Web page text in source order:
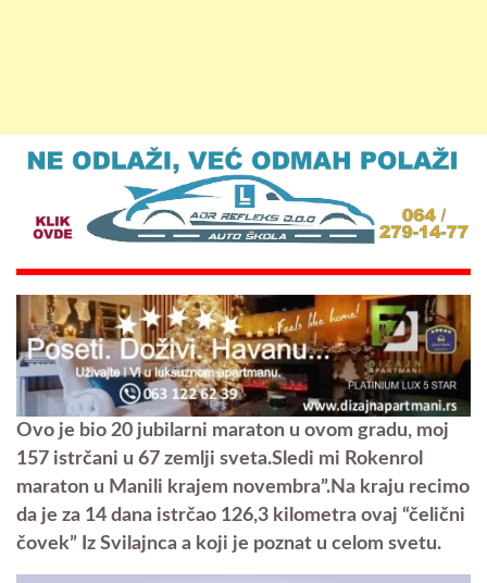
Ovo je bio 20 jubilarni maraton u ovom gradu, moj
157 istrčani u 67 zemlji sveta.Sledi mi Rokenrol
maraton u Manili krajem novembra”.Na kraju recimo
da je za 14 dana istrčao 126,3 kilometra ovaj “čelični
čovek” Iz Svilajnca a koji je poznat u celom svetu.